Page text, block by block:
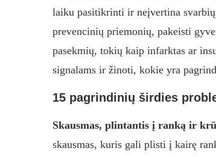
laiku pasitikrinti ir neįvertina
prevencinių priemonių, pakeisti
pasekmių, tokių kaip infarktas ar
signalams ir žinoti, kokie yra
15 pagrindinių širdies
Skausmas, plintantis į ranką ir
skausmas, kuris gali plisti į kairę